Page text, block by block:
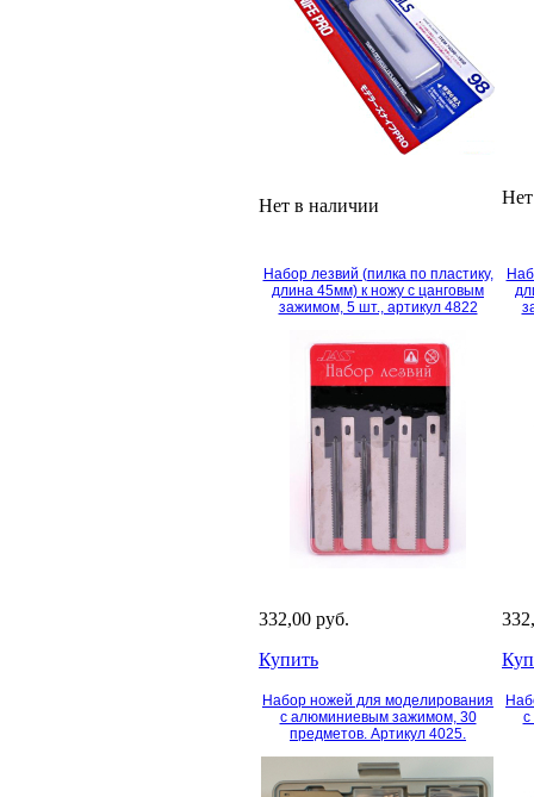
Нет в наличии
Набор лезвий (пилка по пластику,
длина 45мм) к ножу с цанговым
зажимом, 5 шт., артикул 4822
332,00 руб.
Купить
Набор ножей для моделирования
с алюминиевым зажимом, 30
предметов. Артикул 4025.